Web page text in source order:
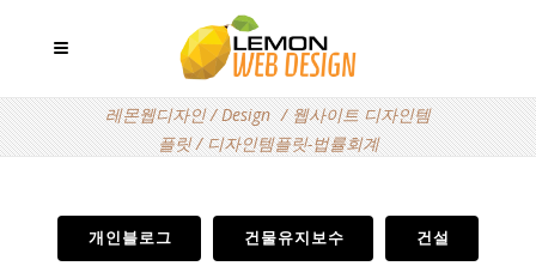
레몬웹디자인/Design /웹사이트 디자인템
플릿/디자인템플릿-법률회계
개인블로그 건물유지보수 건설